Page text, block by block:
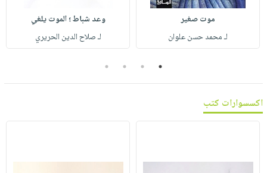
صابون
مناسبات
فيديوهات
يتكرر
خدمات
وفرات
تواصل
التسوق
موت صغير
لـ محمد حسن علوان
وعد شباط ؛ الموت يلغي
لـ صلاح الدين الحريري
1
2
3
4
اكسسوارات كتب